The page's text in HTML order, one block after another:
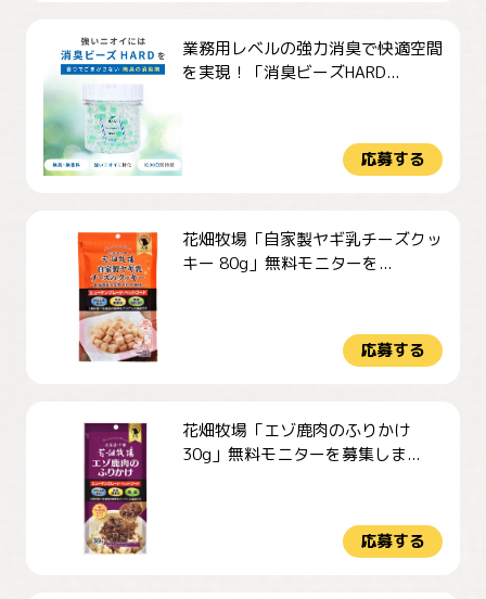
業務用レベルの強力消臭で快適空間
を実現！「消臭ビーズHARD...
応募する
花畑牧場「自家製ヤギ乳チーズクッ
キー 80g」無料モニターを...
応募する
花畑牧場「エゾ鹿肉のふりかけ
30g」無料モニターを募集しま...
応募する